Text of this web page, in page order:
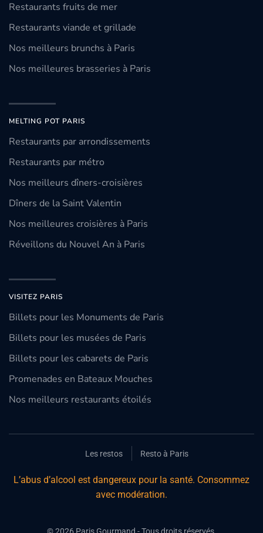
Restaurants fruits de mer
Restaurants viande et grillade
Nos meilleurs brunchs à Paris
Nos meilleures brasseries à Paris
MELTING POT PARIS
Restaurants par arrondissements
Restaurants par métro
Nos meilleurs dîners-croisières
Dîners de la Saint Valentin
Nos meilleures croisières à Paris
Réveillons du Nouvel An à Paris
VISITEZ PARIS
Billets pour les Monuments de Paris
Billets pour les musées de Paris
Billets pour les cabarets de Paris
Promenades en Bateaux Mouches
Nos meilleurs restaurants étoilés
Les restos Resto à Paris
L’abus d’alcool est dangereux pour la santé. Consommez
avec modération.